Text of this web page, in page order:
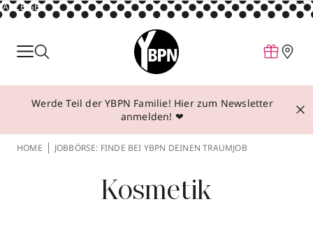
ANZEIGE
Parfum
Make-up
Behandlungen
Über YBPN
Werde Teil der YBPN Familie! Hier zum Newsletter
anmelden! ❤
HOME JOBBÖRSE: FINDE BEI YBPN DEINEN TRAUMJOB
Kosmetik